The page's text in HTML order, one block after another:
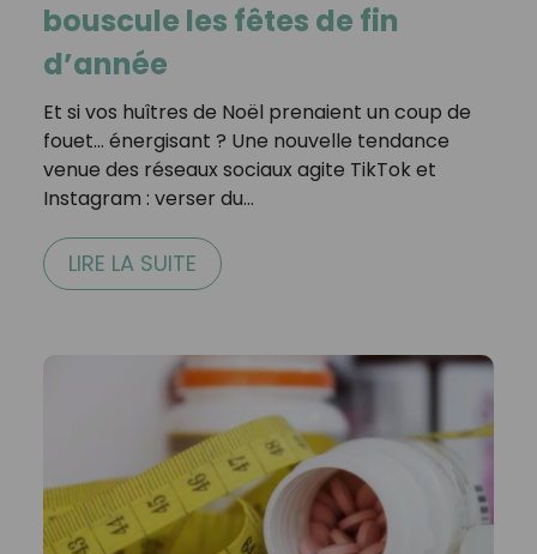
bouscule les fêtes de fin
d’année
Et si vos huîtres de Noël prenaient un coup de
fouet… énergisant ? Une nouvelle tendance
venue des réseaux sociaux agite TikTok et
Instagram : verser du…
LIRE LA SUITE